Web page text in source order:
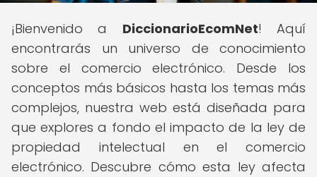
¡Bienvenido a DiccionarioEcomNet! Aquí
encontrarás un universo de conocimiento
sobre el comercio electrónico. Desde los
conceptos más básicos hasta los temas más
complejos, nuestra web está diseñada para
que explores a fondo el impacto de la ley de
propiedad intelectual en el comercio
electrónico. Descubre cómo esta ley afecta